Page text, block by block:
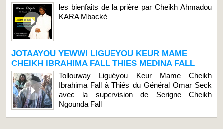
les bienfaits de la prière par Cheikh Ahmadou
KARA Mbacké
JOTAAYOU YEWWI LIGUEYOU KEUR MAME
CHEIKH IBRAHIMA FALL THIES MEDINA FALL
Tollouway Liguéyou Keur Mame Cheikh
Ibrahima Fall à Thiés du Général Omar Seck
avec la supervision de Serigne Cheikh
Ngounda Fall